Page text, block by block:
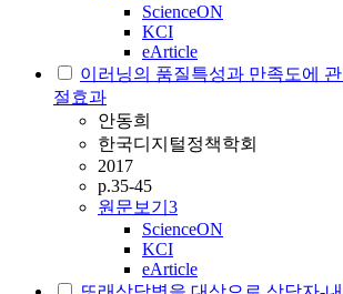
ScienceON
KCI
eArticle
이러닝의 품질특성과 만족도에
절효과
안동희
한국디지털정책학회
2017
p.35-45
원문보기 3
ScienceON
KCI
eArticle